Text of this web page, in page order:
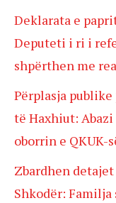
Deklarata e
Deputeti i ri i
shpërthen me
Përplasja
të Haxhiut:
oborrin e QKUK-
Zbardhen
Shkodër: